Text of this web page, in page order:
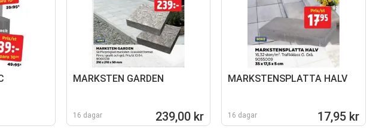
MARKSTEN GARDEN
16 dagar 239,00 kr
MARKSTENSPLATTA HALV
16 dagar 17,95 kr